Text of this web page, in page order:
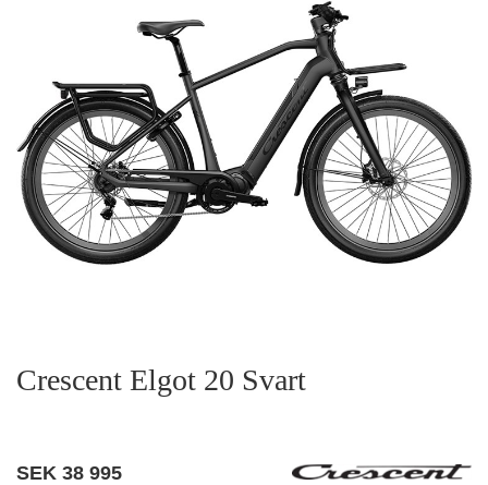
Crescent Elgot 20 Svart
SEK 38 995